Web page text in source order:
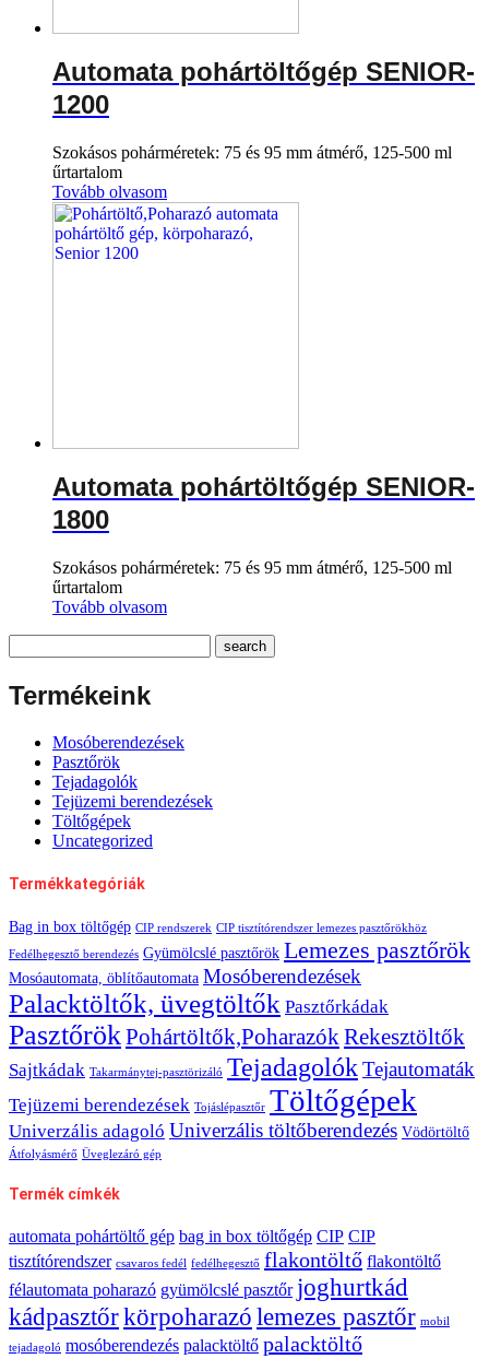
Automata pohártöltőgép SENIOR-
1200
Szokásos pohárméretek: 75 és 95 mm átmérő, 125-500 ml
űrtartalom
Tovább olvasom
Automata pohártöltőgép SENIOR-
1800
Szokásos pohárméretek: 75 és 95 mm átmérő, 125-500 ml
űrtartalom
Tovább olvasom
Termékeink
Mosóberendezések
Pasztőrök
Tejadagolók
Tejüzemi berendezések
Töltőgépek
Uncategorized
Termékkategóriák
Bag in box töltőgép CIP rendszerek CIP tisztítórendszer lemezes pasztőrökhöz
Fedélhegesztő berendezés Gyümölcslé pasztőrök Lemezes pasztőrök
Mosóautomata, öblítőautomata Mosóberendezések
Palacktöltők, üvegtöltők Pasztőrkádak
PasztőrökPohártöltők,Poharazók Rekesztöltők
Sajtkádak Takarmánytej-pasztörizáló TejadagolókTejautomaták
Tejüzemi berendezések Tojáslépasztőr Töltőgépek
Univerzális adagoló Univerzális töltőberendezés Vödörtöltő
Átfolyásmérő Üveglezáró gép
Termék címkék
automata pohártöltő gép bag in box töltőgép CIP CIP
tisztítórendszer csavaros fedél fedélhegesztő flakontöltő flakontöltő
félautomata poharazó gyümölcslé pasztőr joghurtkád
kádpasztőrkörpoharazólemezes pasztőr mobil
tejadagoló mosóberendezés palacktöltő palacktöltő